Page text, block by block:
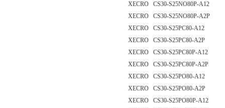
XECRO CS30-S25NO80P-A12
XECRO CS30-S25NO80P-A2P
XECRO CS30-S25PC80-A12
XECRO CS30-S25PC80-A2P
XECRO CS30-S25PC80P-A12
XECRO CS30-S25PC80P-A2P
XECRO CS30-S25PO80-A12
XECRO CS30-S25PO80-A2P
XECRO CS30-S25PO80P-A12